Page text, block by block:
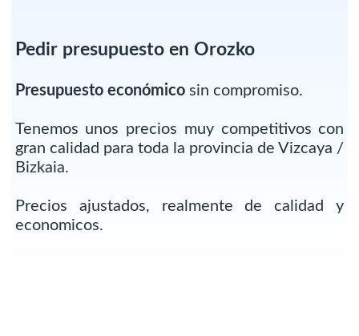
Pedir presupuesto en Orozko
Presupuesto económicosin compromiso.
Tenemos unos precios muy competitivos con
gran calidad para toda la provincia de Vizcaya /
Bizkaia.
Precios ajustados, realmente de calidad y
economicos.